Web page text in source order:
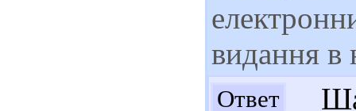
видання в
Ответ